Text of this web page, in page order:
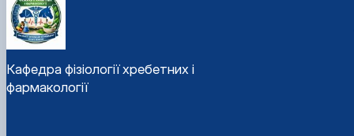
Кафедра фізіології хребетних і
фармакології